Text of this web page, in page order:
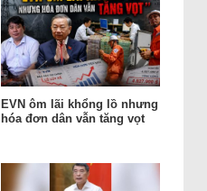
EVN ôm lãi khổng lồ nhưng
hóa đơn dân vẫn tăng vọt